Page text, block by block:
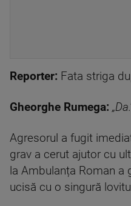
Reporter: Fata striga
Gheorghe Rumega:
Agresorul a fugit
grav a cerut ajutor cu
la Ambulanța Roman a
ucisă cu o singură